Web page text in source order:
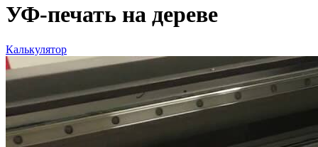
УФ-печать на дереве
Калькулятор